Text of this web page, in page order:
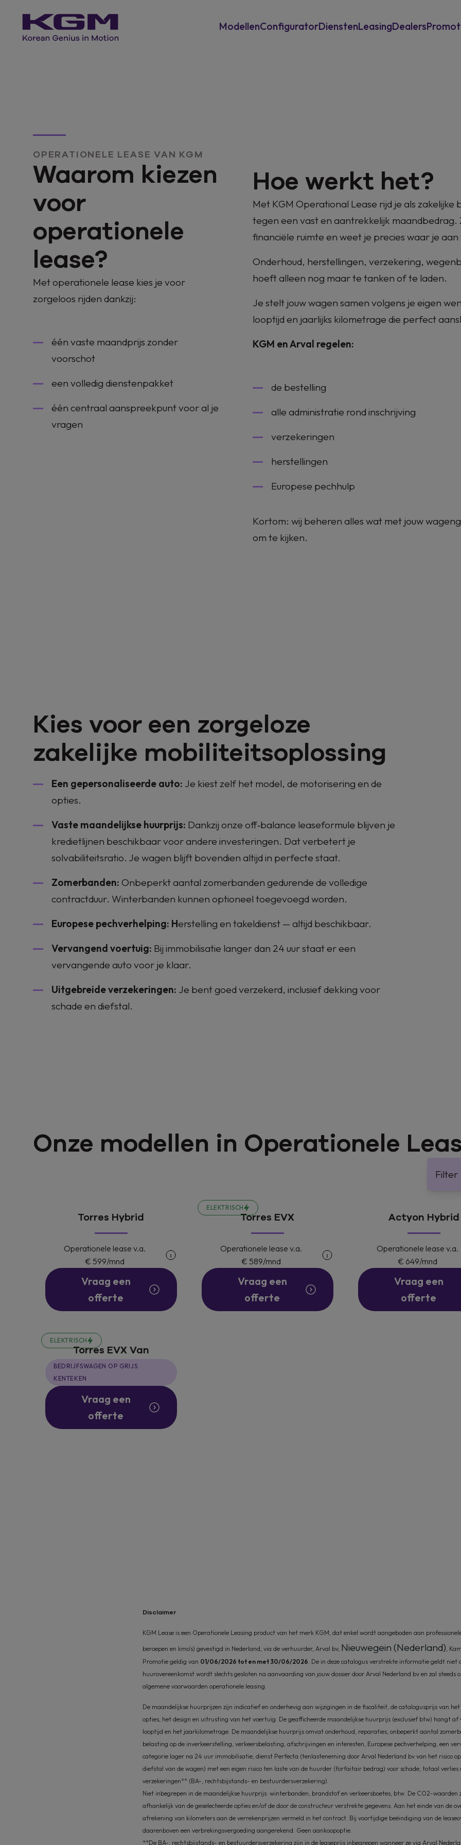
ModellenConfiguratorDienstenLeasingDealers
OPERATIONELE LEASE VAN KGM
Waarom kiezen
voor
operationele
lease?
Met operationele lease kies je voor
zorgeloos rijden dankzij:
één vaste maandprijs zonder
voorschot
een volledig dienstenpakket
één centraal aanspreekpunt voor al je
vragen
Hoe werkt het?
Met KGM Operational Lease rijd je als zakelijke
tegen een vast en aantrekkelijk
financiële ruimte en weet je precies waar je
Onderhoud, herstellingen, verzekering,
hoeft alleen nog maar te tanken of te laden.
Je stelt jouw wagen samen volgens je eigen
looptijd en jaarlijks kilometrage die perfect
KGM en Arval regelen:
de bestelling
alle administratie rond inschrijving
verzekeringen
herstellingen
Europese pechhulp
Kortom: wij beheren alles wat met jouw
om te kijken.
Kies voor een zorgeloze
zakelijke mobiliteitsoplossing
Een gepersonaliseerde auto: Je kiest zelf het model, de motorisering en de
opties.
Vaste maandelijkse huurprijs: Dankzij onze off‑balance leaseformule blijven je
kredietlijnen beschikbaar voor andere investeringen. Dat verbetert je
solvabiliteitsratio. Je wagen blijft bovendien altijd in perfecte staat.
Zomerbanden: Onbeperkt aantal zomerbanden gedurende de volledige
contractduur. Winterbanden kunnen optioneel toegevoegd worden.
Europese pechverhelping: Herstelling en takeldienst — altijd beschikbaar.
Vervangend voertuig: Bij immobilisatie langer dan 24 uur staat er een
vervangende auto voor je klaar.
Uitgebreide verzekeringen: Je bent goed verzekerd, inclusief dekking voor
schade en diefstal.
Onze modellen in Operationele
Filter
Torres Hybrid
Operationele lease v.a.
€ 599/mnd
Vraag een
offerte
ELEKTRISCH
Torres EVX
Operationele lease v.a.
€ 589/mnd
Vraag een
offerte
Actyon Hybrid
Operationele lease v.a.
€ 649/mnd
Vraag een
offerte
ELEKTRISCH
Torres EVX Van
BEDRIJFSWAGEN OP GRIJS
KENTEKEN
Vraag een
offerte
Disclaimer
KGM Lease is een Operationele Leasing product van het merk KGM, dat enkel wordt aangeboden aan
beroepen en kmo's) gevestigd in Nederland, via de verhuurder, Arval bv, Nieuwegein (Nederland),
Promotie geldig van 01/06/2026 tot en met 30/06/2026. De in deze catalogus verstrekte informatie geldt niet
huurovereenkomst wordt slechts gesloten na aanvaarding van jouw dossier door Arval Nederland bv en zal steeds
algemene voorwaarden operationele leasing.
De maandelijkse huurprijzen zijn indicatief en onderhevig aan wijzigingen in de fiscaliteit, de catalogusprijs van
opties, het design en uitrusting van het voertuig. De geafficheerde maandelijkse huurprijs (exclusief btw) hangt af
looptijd en het jaarkilometrage. De maandelijkse huurprijs omvat onderhoud, reparaties, onbeperkt aantal
belasting op de inverkeerstelling, verkeersbelasting, afschrijvingen en interesten, Europese pechverhelping, een
categorie lager na 24 uur immobilisatie, dienst Perfecta (tenlasteneming door Arval Nederland bv van het risico
diefstal van de wagen) met een eigen risico ten laste van de huurder (forfaitair bedrag) voor schade, totaal
verzekeringen** (BA-, rechtsbijstands- en bestuurdersverzekering).
Niet inbegrepen in de maandelijkse huurprijs: winterbanden, brandstof en verkeersboetes, btw. De CO2-waarden
afhankelijk van de geselecteerde opties en/of de door de constructeur verstrekte gegevens. Aan het einde van de
afrekening van kilometers aan de verrekenprijzen vermeld in het contract. Bij voortijdige beëindiging van de
daarenboven een verbrekingsvergoeding aangerekend. Geen aankoopoptie.
**De BA-, rechtsbijstands- en bestuurdersverzekering zijn in de leaseprijs inbegrepen wanneer ze via Arval